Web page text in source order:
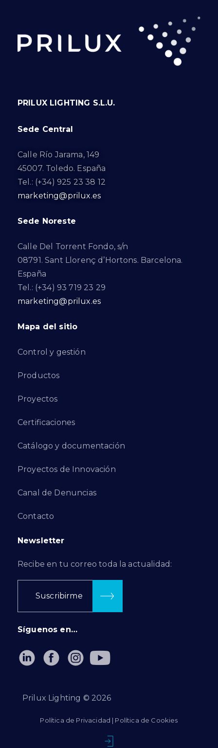
PRILUX LIGHTING S.L.U.
Sede Central
Calle Río Jarama, 149
45007. Toledo. España
Tel.: (+34) 925 23 38 12
marketing@prilux.es
Sede Noreste
Calle Del Torrent Fondo, s/n
08791. Sant Llorenç d’Hortons. Barcelona.
España
Tel.: (+34) 93 719 23 29
marketing@prilux.es
Mapa del sitio
Control y gestión
Productos
Proyectos
Certificaciones
Catálogo y documentación
Proyectos de Innovación
Canal de Denuncias
Contacto
Newsletter
Recibe en tu correo toda la actualidad:
Suscribirme
Síguenos en…
Prilux Lighting © 2026
Política de Privacidad | Política de Cookies